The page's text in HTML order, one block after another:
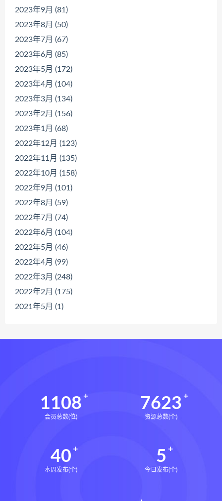
2023年9月 (81)
2023年8月 (50)
2023年7月 (67)
2023年6月 (85)
2023年5月 (172)
2023年4月 (104)
2023年3月 (134)
2023年2月 (156)
2023年1月 (68)
2022年12月 (123)
2022年11月 (135)
2022年10月 (158)
2022年9月 (101)
2022年8月 (59)
2022年7月 (74)
2022年6月 (104)
2022年5月 (46)
2022年4月 (99)
2022年3月 (248)
2022年2月 (175)
2021年5月 (1)
1108
会员总数(位)
7623
资源总数(个)
40
本周发布(个)
5
今日发布(个)